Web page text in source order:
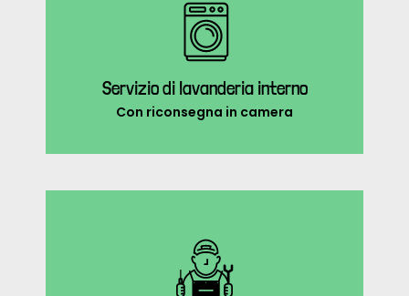
Servizio di lavanderia interno
Con riconsegna in camera